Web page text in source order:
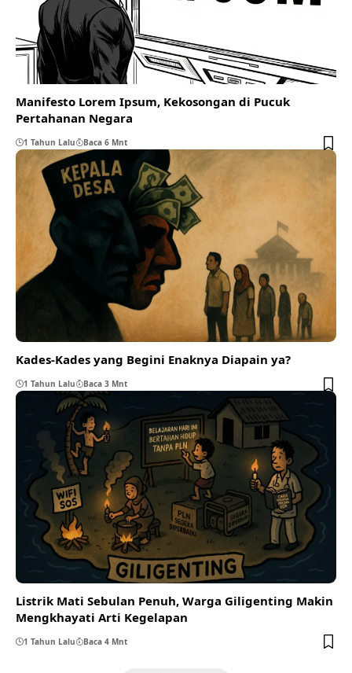
Manifesto Lorem Ipsum, Kekosongan di Pucuk
Pertahanan Negara
1 Tahun Lalu Baca 6 Mnt
Kades-Kades yang Begini Enaknya Diapain ya?
1 Tahun Lalu Baca 3 Mnt
Listrik Mati Sebulan Penuh, Warga Giligenting Makin
Mengkhayati Arti Kegelapan
1 Tahun Lalu Baca 4 Mnt